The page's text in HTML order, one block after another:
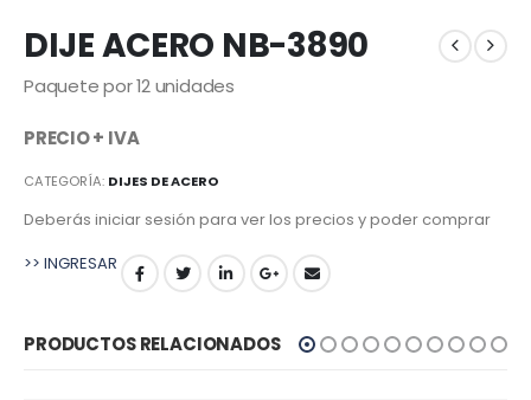
DIJE ACERO NB-3890
Paquete por 12 unidades
PRECIO + IVA
CATEGORÍA: DIJES DE ACERO
Deberás iniciar sesión para ver los precios y poder comprar
>> INGRESAR
PRODUCTOS RELACIONADOS